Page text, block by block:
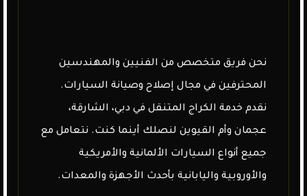
نحن فريق متخصص من الفنيين والمهندسين
المحترفين في مجال إصلاح وصيانة السيارات.
نقدم خدمة الكراج المتنقل في دبي، الشارقة،
عجمان وأم القيوين لنصلك أينما كنت. نتعامل مع
جميع أنواع السيارات الألمانية والأمريكية
والأوروبية واليابانية بأحدث الأجهزة والمعدات.